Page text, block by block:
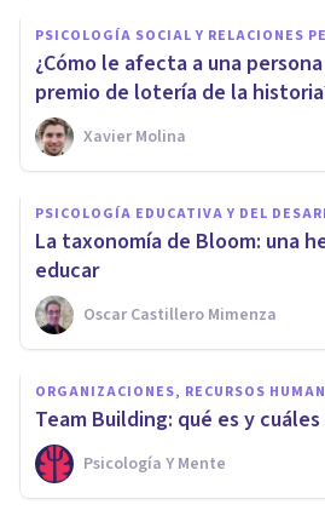
PSICOLOGÍA SOCIAL Y RELACIONES
¿Cómo le afecta a una
premio de lotería de la
Xavier Molina
PSICOLOGÍA EDUCATIVA Y DEL
La taxonomía de Bloom: una
educar
Oscar Castillero Mimenza
ORGANIZACIONES, RECURSOS
Team Building: qué es y
Psicología Y Mente